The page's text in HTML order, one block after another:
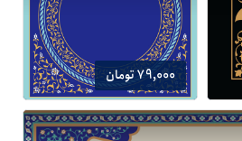
79,000 تومان